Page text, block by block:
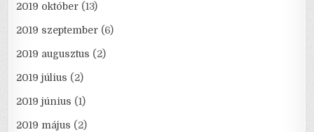
2019 október (13)
2019 szeptember (6)
2019 augusztus (2)
2019 július (2)
2019 június (1)
2019 május (2)